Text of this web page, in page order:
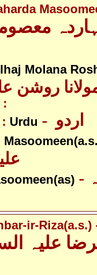
Molana
:
Urdu
- معصومین علیہ
ir-Riza(a.s.)